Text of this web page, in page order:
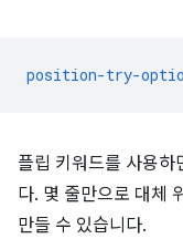
position-try-
플립 키워드를 사용하
다. 몇 줄만으로 대체
만들 수 있습니다.